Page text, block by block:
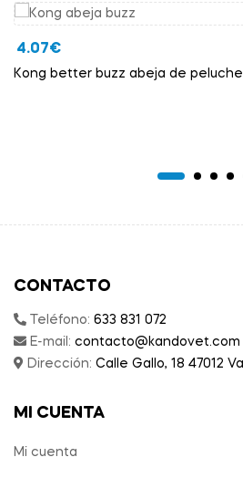
4.07€
Kong better buzz abeja de
CONTACTO
Teléfono: 633 831 072
E-mail: contacto@kandovet.com
Dirección: Calle Gallo, 18 47012
MI CUENTA
Mi cuenta